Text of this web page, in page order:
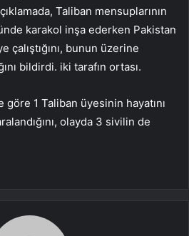
Taliban mensuplarının
karakol inşa ederken Pakistan
bunun üzerine
bildirdi. iki tarafın ortası.
1 Taliban üyesinin hayatını
olayda 3 sivilin de